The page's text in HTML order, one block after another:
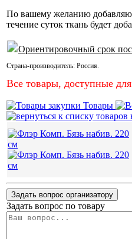
По вашему желанию
течение суток ткань будет
Ориентировочный срок
Страна-производитель: Россия.
Все товары, доступные
Товары
Задать вопрос организатору
Задать вопрос по товару